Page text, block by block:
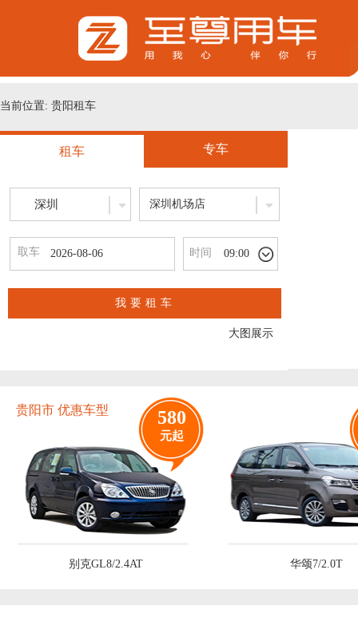
当前位置: 贵阳租车
租车 专车
深圳 深圳机场店
取车 时间 09:00
我要租车
大图展示
贵阳市 优惠车型 580
元起
别克GL8/2.4AT 华颂7/2.0T